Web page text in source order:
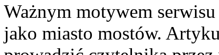
Ważnym motywem
jako miasto mostów.